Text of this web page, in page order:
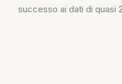
successo ai dati di quasi